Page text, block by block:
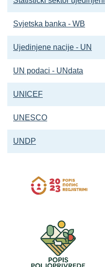
Svjetska banka - WB
Ujedinjene nacije - UN
UN podaci - UNdata
UNICEF
UNESCO
UNDP